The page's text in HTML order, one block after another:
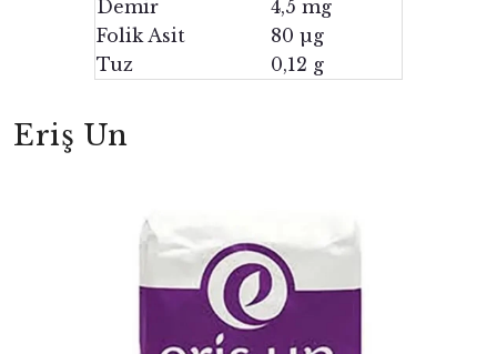
Demir
4,5 mg
Folik Asit
80 µg
Tuz
0,12 g
Eriş Un